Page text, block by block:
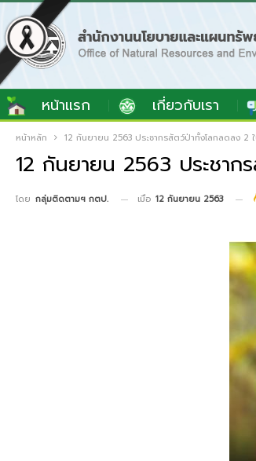
หน้าแรก เกี่ยวกับเรา
หน้าหลัก 12 กันยายน 2563 ประชากรสัตว์ป่าทั้งโลกลดลง 2
12 กันยายน 2563 ประชา
โดย กลุ่มติดตามฯ กตป. เมื่อ 12 กันยายน 2563